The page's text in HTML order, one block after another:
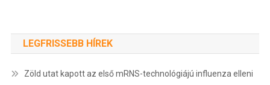
LEGFRISSEBB HÍREK
Zöld utat kapott az első mRNS-technológiájú influenza elleni